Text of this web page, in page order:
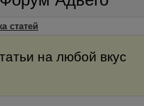
статей
на любой вкус